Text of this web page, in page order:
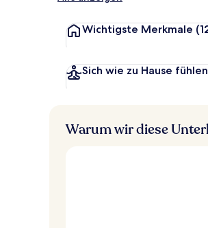
Wichtigste Merkmale
Sich wie zu Hause fühlen
Warum wir diese